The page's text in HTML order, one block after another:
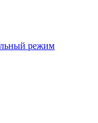
режим